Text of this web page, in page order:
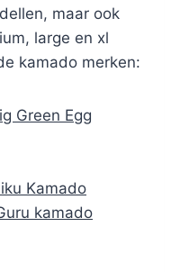
maar ook
large en xl
kamado merken:
Green Egg
Kamado
kamado